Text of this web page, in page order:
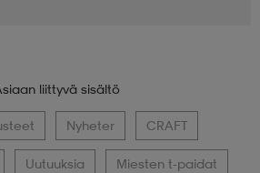
liittyvä sisältö
Nyheter CRAFT
Uutuuksia Miesten t-paidat